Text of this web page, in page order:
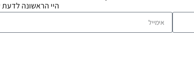
היי הראשונה לדעת